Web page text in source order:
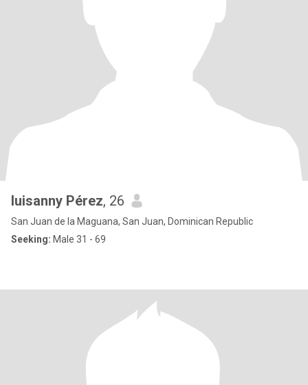
luisanny Pérez, 26
San Juan de la Maguana, San Juan, Dominican Republic
Seeking: Male 31 - 69